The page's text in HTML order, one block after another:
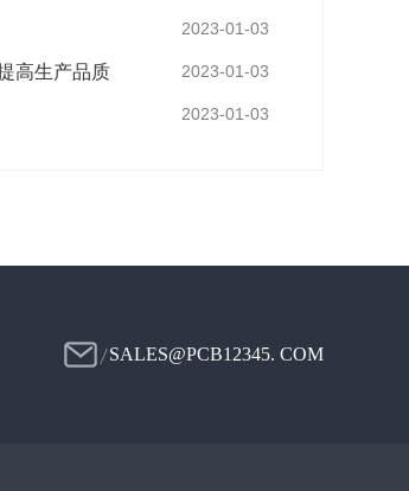
2023-01-03
高生产品质 2023-01-03
2023-01-03
SALES@PCB12345. COM